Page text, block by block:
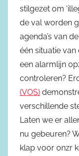
stilgezet om
de val worden
agenda’s van
één situatie
een alarmlijn
controleren?
(VOS)
verschillende
Laten we er
nu gebeuren?
klap voor onzr